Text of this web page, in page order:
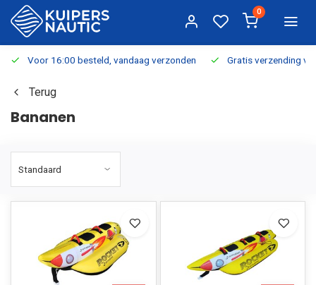
0
Voor 16:00 besteld, vandaag verzonden Gratis verzending
Terug
Bananen